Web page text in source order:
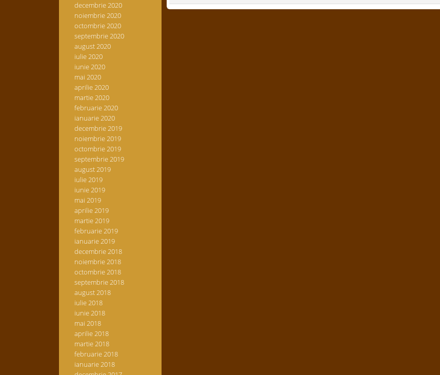
decembrie 2020
noiembrie 2020
octombrie 2020
septembrie 2020
august 2020
iulie 2020
iunie 2020
mai 2020
aprilie 2020
martie 2020
februarie 2020
ianuarie 2020
decembrie 2019
noiembrie 2019
octombrie 2019
septembrie 2019
august 2019
iulie 2019
iunie 2019
mai 2019
aprilie 2019
martie 2019
februarie 2019
ianuarie 2019
decembrie 2018
noiembrie 2018
octombrie 2018
septembrie 2018
august 2018
iulie 2018
iunie 2018
mai 2018
aprilie 2018
martie 2018
februarie 2018
ianuarie 2018